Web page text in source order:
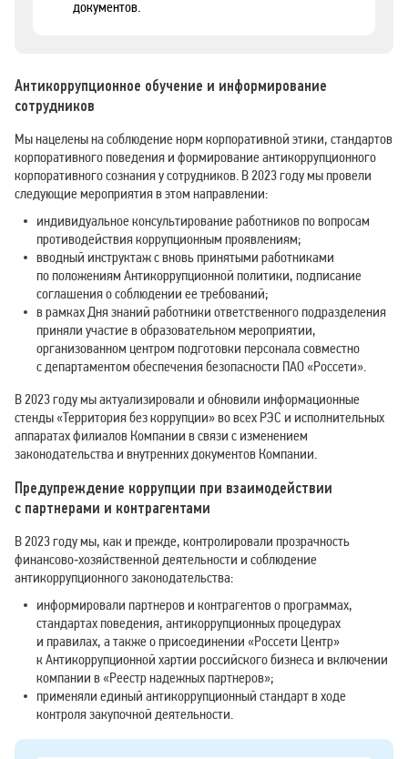
документов.
Антикоррупционное обучение и информирование
сотрудников
Мы нацелены на соблюдение норм корпоративной этики, стандартов
корпоративного поведения и формирование антикоррупционного
корпоративного сознания у сотрудников. В 2023 году мы провели
следующие мероприятия в этом направлении:
индивидуальное консультирование работников по вопросам
противодействия коррупционным проявлениям;
вводный инструктаж с вновь принятыми работниками
по положениям Антикоррупционной политики, подписание
соглашения о соблюдении ее требований;
в рамках Дня знаний работники ответственного подразделения
приняли участие в образовательном мероприятии,
организованном центром подготовки персонала совместно
с департаментом обеспечения безопасности ПАО «Россети».
В 2023 году мы актуализировали и обновили информационные
стенды «Территория без коррупции» во всех РЭС и исполнительных
аппаратах филиалов Компании в связи с изменением
законодательства и внутренних документов Компании.
Предупреждение коррупции при взаимодействии
с партнерами и контрагентами
В 2023 году мы, как и прежде, контролировали прозрачность
финансово‑хозяйственной деятельности и соблюдение
антикоррупционного законодательства:
информировали партнеров и контрагентов о программах,
стандартах поведения, антикоррупционных процедурах
и правилах, а также о присоединении «Россети Центр»
к Антикоррупционной хартии российского бизнеса и включении
компании в «Реестр надежных партнеров»;
применяли единый антикоррупционный стандарт в ходе
контроля закупочной деятельности.